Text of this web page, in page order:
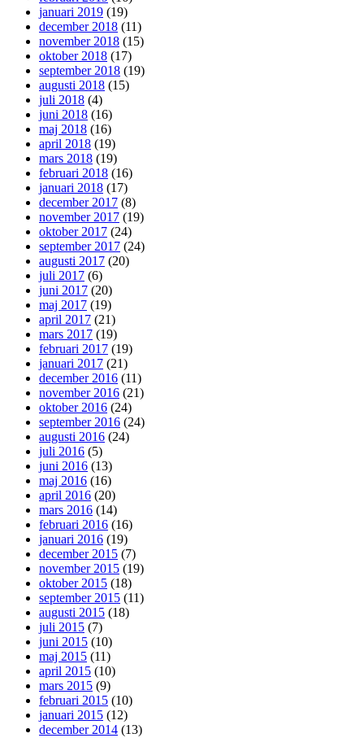
januari 2019 (19)
december 2018 (11)
november 2018 (15)
oktober 2018 (17)
september 2018 (19)
augusti 2018 (15)
juli 2018 (4)
juni 2018 (16)
maj 2018 (16)
april 2018 (19)
mars 2018 (19)
februari 2018 (16)
januari 2018 (17)
december 2017 (8)
november 2017 (19)
oktober 2017 (24)
september 2017 (24)
augusti 2017 (20)
juli 2017 (6)
juni 2017 (20)
maj 2017 (19)
april 2017 (21)
mars 2017 (19)
februari 2017 (19)
januari 2017 (21)
december 2016 (11)
november 2016 (21)
oktober 2016 (24)
september 2016 (24)
augusti 2016 (24)
juli 2016 (5)
juni 2016 (13)
maj 2016 (16)
april 2016 (20)
mars 2016 (14)
februari 2016 (16)
januari 2016 (19)
december 2015 (7)
november 2015 (19)
oktober 2015 (18)
september 2015 (11)
augusti 2015 (18)
juli 2015 (7)
juni 2015 (10)
maj 2015 (11)
april 2015 (10)
mars 2015 (9)
februari 2015 (10)
januari 2015 (12)
december 2014 (13)